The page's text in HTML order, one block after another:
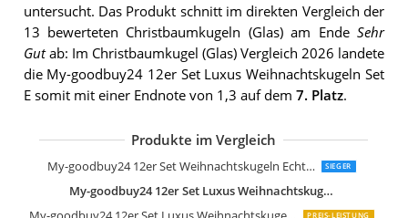
untersucht. Das Produkt schnitt im direkten Vergleich der
13 bewerteten Christbaumkugeln (Glas) am Ende Sehr
Gutab: Im Christbaumkugel (Glas) Vergleich 2026 landete
die My-goodbuy24 12er Set Luxus Weihnachtskugeln Set
E somit mit einer Endnote von 1,3 auf dem 7. Platz.
Produkte im Vergleich
My-goodbuy24 12er Set Weihnachtskugeln Echtglas Glaskugeln Weihnachten SIEGER
My-goodbuy24 12er Set Luxus Weihnachtskugeln Set E
PREIS-LEISTUNG